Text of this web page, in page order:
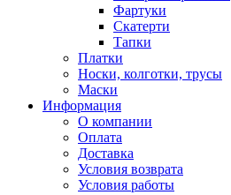
Фартуки
Скатерти
Тапки
Платки
Носки, колготки, трусы
Маски
Информация
О компании
Оплата
Доставка
Условия возврата
Условия работы